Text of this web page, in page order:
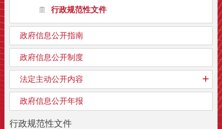
行政规范性文件
政府信息公开指南
政府信息公开制度
法定主动公开内容 +
政府信息公开年报
行政规范性文件